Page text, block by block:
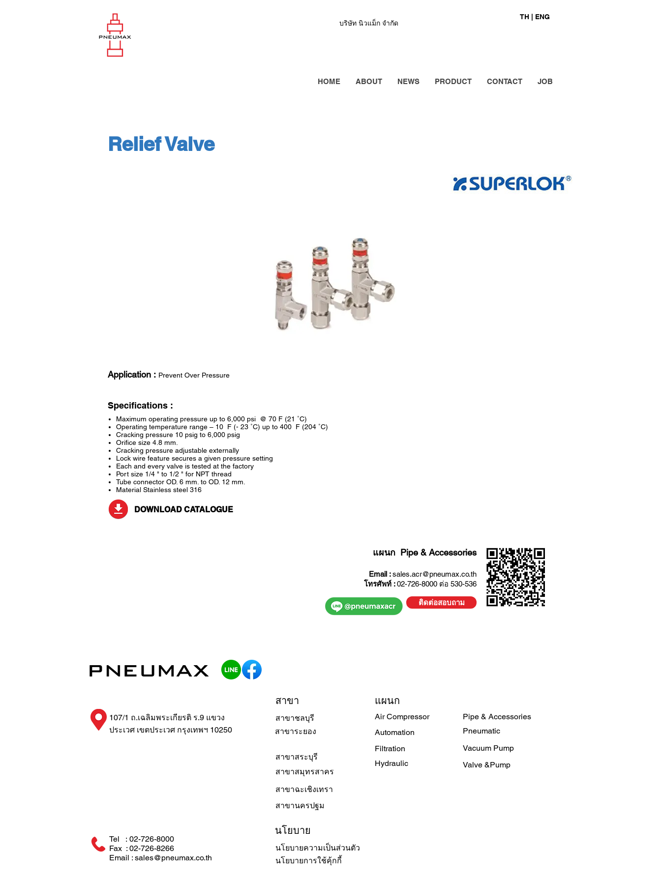
บริษัท นิวแม็ก จำกัด
TH | ENG
HOME ABOUT NEWS PRODUCT CONTACT JOB
Relief Valve
Application : Prevent Over Pressure
Specifications :
Maximum operating pressure up to 6,000 psi @ 70 F (21 ˚C)
Operating temperature range – 10 F (- 23 ˚C) up to 400 F (204 ˚C)
Cracking pressure 10 psig to 6,000 psig
Orifice size 4.8 mm.
Cracking pressure adjustable externally
Lock wire feature secures a given pressure setting
Each and every valve is tested at the factory
Port size 1/4 " to 1/2 " for NPT thread
Tube connector OD. 6 mm. to OD. 12 mm.
Material Stainless steel 316
DOWNLOAD CATALOGUE
แผนก Pipe & Accessories
Email :sales.acr@pneumax.co.th
โทรศัพท์ :02-726-8000 ต่อ 530-536
ติดต่อสอบถาม
สาขาระยอง
107/1 ถ.เฉลิมพระเกียรติ ร.9 แขวง
ประเวศ เขตประเวศ กรุงเทพฯ 10250
สาขา
สาขาสระบุรี
แผนก
Air Compressor
Automation
Filtration
Hydraulic
Pipe & Accessories
Pneumatic
Vacuum Pump
Valve &Pump
สาขาชลบุรี
สาขาสมุทรสาคร
สาขาฉะเชิงเทรา
สาขานครปฐม
Tel : 02-726-8000
Fax : 02-726-8266
Email : sales@pneumax.co.th
นโยบาย
นโยบายความเป็นส่วนตัว
นโยบายการใช้คุ้กกี้